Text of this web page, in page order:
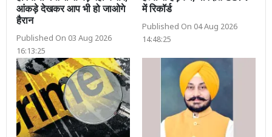
आंकड़े देखकर आप भी हो जाओगे
हैरान
Published On 03 Aug 2026
16:13:25
में रिकॉर्ड
Published On 04 Aug 2026
14:48:25